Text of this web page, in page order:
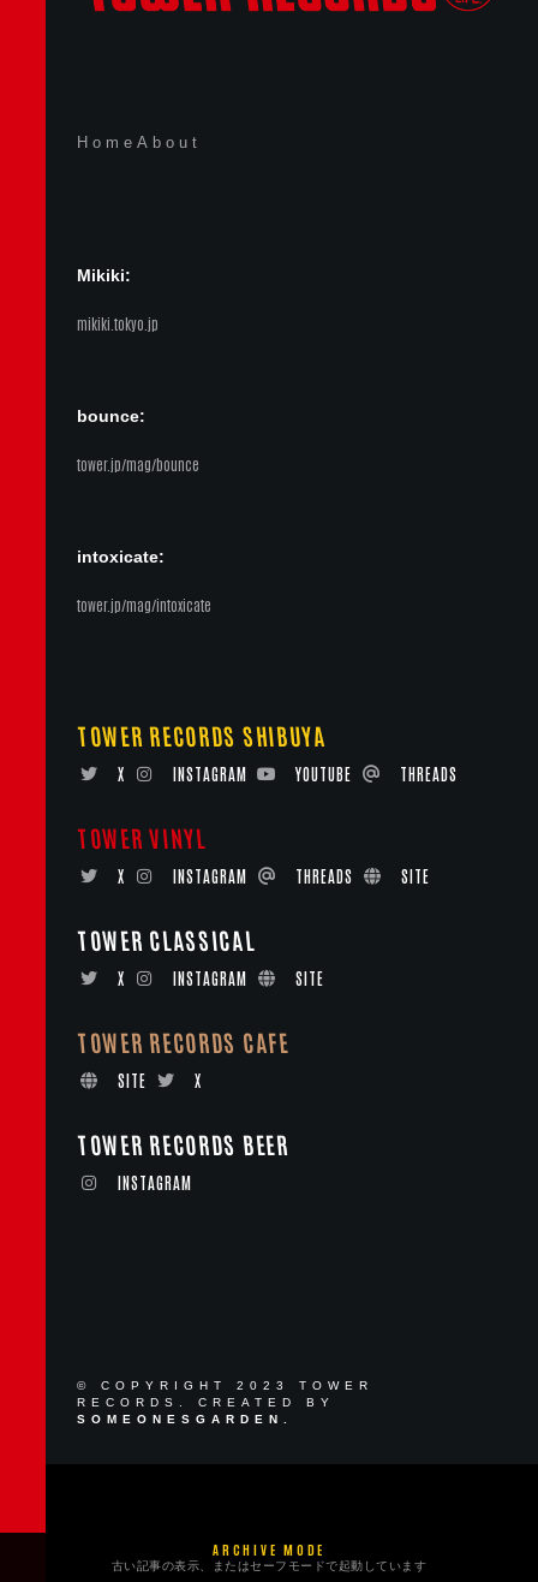
ARCHIVE MODE
古い記事の表示、またはセーフモードで起動しています
Home About
Mikiki:
mikiki.tokyo.jp
bounce:
tower.jp/mag/bounce
intoxicate:
tower.jp/mag/intoxicate
TOWER RECORDS SHIBUYA
X INSTAGRAM YOUTUBE THREADS
TOWER VINYL
X INSTAGRAM THREADS SITE
TOWER CLASSICAL
X INSTAGRAM SITE
TOWER RECORDS CAFE
SITE X
TOWER RECORDS BEER
INSTAGRAM
© COPYRIGHT 2023 TOWER
RECORDS. CREATED BY
SOMEONESGARDEN.